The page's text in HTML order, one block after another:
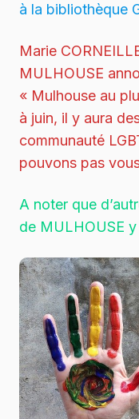
à la bibliothèque
Marie
MULHOUSE
« Mulhouse au
à juin, il y aura
communauté
pouvons pas
A noter que
de MULHOUSE